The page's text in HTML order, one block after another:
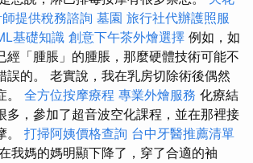
提供稅務諮詢 墓園 旅行社代辦護照服
基礎知識 創意下午茶外燴選擇 例如，如
經「腫脹」的腫脹，那麼硬體技術可能不
誤的。 老實說，我在乳房切除術後偶然
。 全方位按摩療程 專業外燴服務 化療結
多，參加了超音波空化課程，並在那裡接
。 打掃阿姨價格查詢 台中牙醫推薦清單
我媽的媽明顯下降了，穿了合適的袖